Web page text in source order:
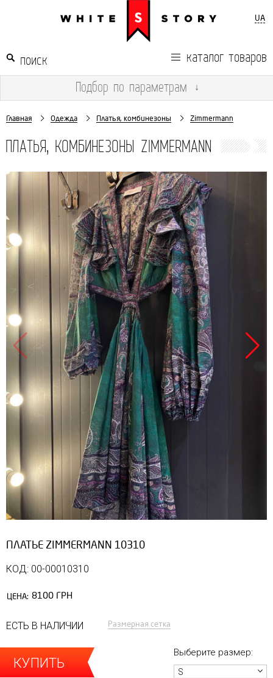
UA
каталог товаров
Подбор по параметрам ↓
Главная Одежда Платья, комбинезоны Zimmermann
ПЛАТЬЯ, КОМБИНЕЗОНЫ ZIMMERMANN
ПЛАТЬЕ ZIMMERMANN 10310
КОД: 00-00010310
ЦЕНА: 8100 ГРН
ЕСТЬ В НАЛИЧИИ Размерная сетка
КУПИТЬ
Выберите размер:
S